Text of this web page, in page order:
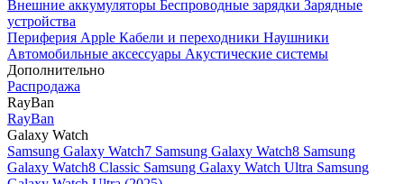
Внешние аккумуляторы Беспроводные зарядки Зарядные
устройства
Периферия Apple Кабели и переходники Наушники
Автомобильные аксессуары Акустические системы
Дополнительно
Распродажа
RayBan
RayBan
Galaxy Watch
Samsung Galaxy Watch7 Samsung Galaxy Watch8 Samsung
Galaxy Watch8 Classic Samsung Galaxy Watch Ultra Samsung